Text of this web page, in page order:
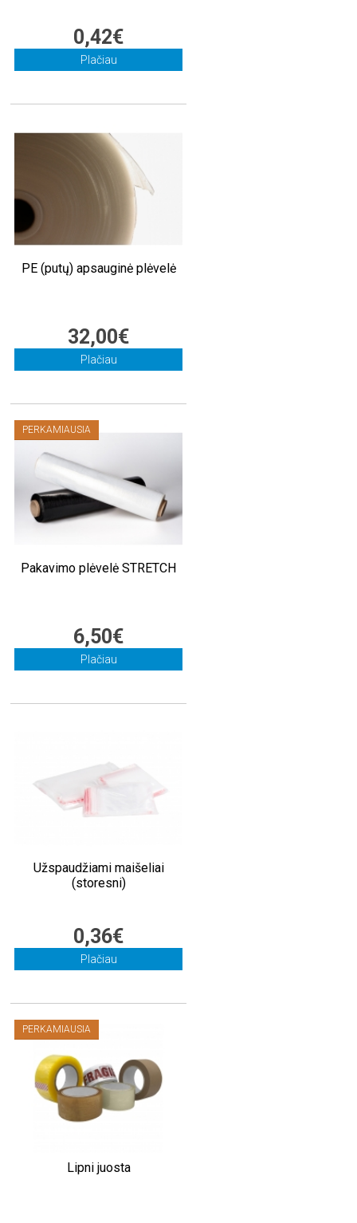
0,42€
Plačiau
PE (putų) apsauginė plėvelė
32,00€
Plačiau
PERKAMIAUSIA
Pakavimo plėvelė STRETCH
6,50€
Plačiau
Užspaudžiami maišeliai
(storesni)
0,36€
Plačiau
PERKAMIAUSIA
Lipni juosta